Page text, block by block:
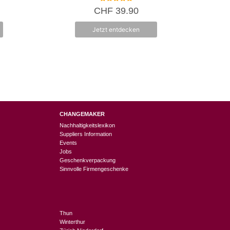
5.00
von 5
CHF39.90
Jetzt entdecken
CHANGEMAKER
Nachhaltigkeitslexikon
Suppliers Information
Events
Jobs
Geschenkverpackung
Sinnvolle Firmengeschenke
Thun
Winterthur